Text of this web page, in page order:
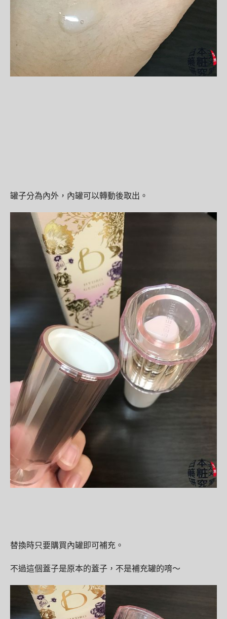
罐子分為內外，內罐可以轉動後取出。
替換時只要購買內罐即可補充。
不過這個蓋子是原本的蓋子，不是補充罐的唷～